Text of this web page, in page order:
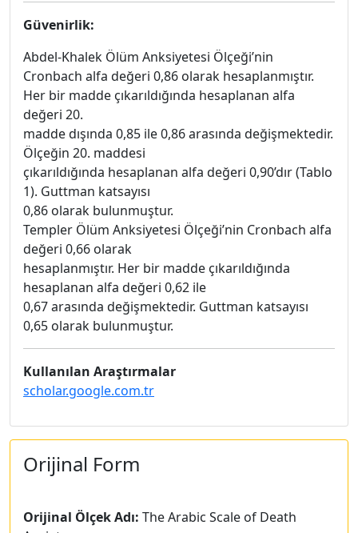
Güvenirlik:
Abdel-Khalek Ölüm Anksiyetesi Ölçeği’nin
Cronbach alfa değeri 0,86 olarak hesaplanmıştır.
Her bir madde çıkarıldığında hesaplanan alfa
değeri 20.
madde dışında 0,85 ile 0,86 arasında değişmektedir.
Ölçeğin 20. maddesi
çıkarıldığında hesaplanan alfa değeri 0,90’dır (Tablo
1). Guttman katsayısı
0,86 olarak bulunmuştur.
Templer Ölüm Anksiyetesi Ölçeği’nin Cronbach alfa
değeri 0,66 olarak
hesaplanmıştır. Her bir madde çıkarıldığında
hesaplanan alfa değeri 0,62 ile
0,67 arasında değişmektedir. Guttman katsayısı
0,65 olarak bulunmuştur.
Kullanılan Araştırmalar
scholar.google.com.tr
Orijinal Form
Orijinal Ölçek Adı: The Arabic Scale of Death